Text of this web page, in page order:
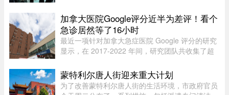
队。主场作战的纽约自由队最终以 95-83 获胜，位
列总积分榜第七位，而风暴 ...
加拿大医院Google评分近半为差评！看个
急诊居然等了16小时
最近一项针对加拿大急症医院 Google 评分的研究
显示，在 2017-2022 年间，研究团队共收集了超
深入分析。数据显示，47.9% 的评论为负面，远高
于正面（32.3%）和中立（ ...
蒙特利尔唐人街迎来重大计划
为了改善蒙特利尔唐人街的生活环境，市政府官员